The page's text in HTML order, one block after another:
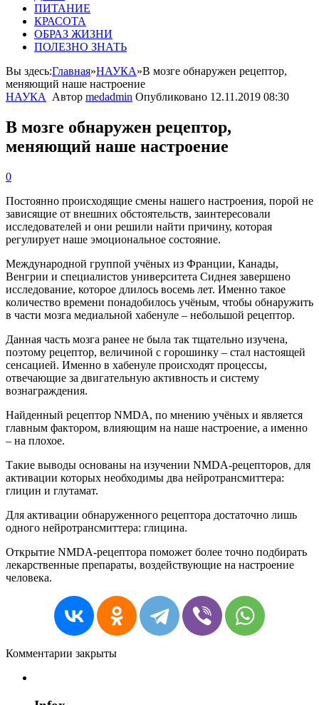
ПИТАНИЕ
КРАСОТА
ОБРАЗ ЖИЗНИ
ПОЛЕЗНО ЗНАТЬ
Вы здесь:Главная»НАУКА»В мозге обнаружен рецептор,
меняющий наше настроение
НАУКА
Автор medadmin Опубликовано 12.11.2019 08:30
В мозге обнаружен рецептор,
меняющий наше настроение
0
Постоянно происходящие смены нашего настроения, порой не
зависящие от внешних обстоятельств, заинтересовали
исследователей и они решили найти причину, которая
регулирует наше эмоциональное состояние.
Международной группой учёных из Франции, Канады,
Венгрии и специалистов университета Сиднея завершено
исследование, которое длилось восемь лет. Именно такое
количество времени понадобилось учёным, чтобы обнаружить
в части мозга медиальной хабенуле – небольшой рецептор.
Данная часть мозга ранее не была так тщательно изучена,
поэтому рецептор, величиной с горошинку – стал настоящей
сенсацией. Именно в хабенуле происходят процессы,
отвечающие за двигательную активность и систему
вознаграждения.
Найденный рецептор NMDA, по мнению учёных и является
главным фактором, влияющим на наше настроение, а именно
– на плохое.
Такие выводы основаны на изучении NMDA-рецепторов, для
активации которых необходимы два нейротрансмиттера:
глицин и глутамат.
Для активации обнаруженного рецептора достаточно лишь
одного нейротрансмиттера: глицина.
Открытие NMDA-рецептора поможет более точно подбирать
лекарственные препараты, воздействующие на настроение
человека.
Комментарии закрыты